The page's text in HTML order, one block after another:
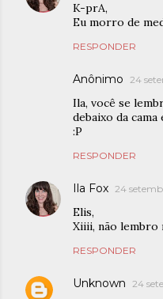
K-prA,
Eu morro de
RESPONDER
Anônimo 24
Ila, você se
debaixo da cama
:P
RESPONDER
Ila Fox 24
Elis,
Xiiii, não
RESPONDER
Unknown 24